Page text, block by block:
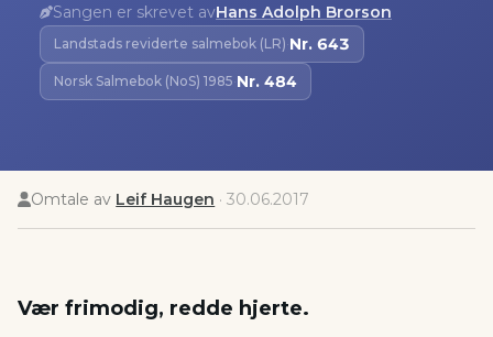
Sangen er skrevet avHans Adolph Brorson
Landstads reviderte salmebok (LR)·Nr. 643
Norsk Salmebok (NoS) 1985·Nr. 484
Omtale av Leif Haugen ·30.06.2017
Vær frimodig, redde hjerte.